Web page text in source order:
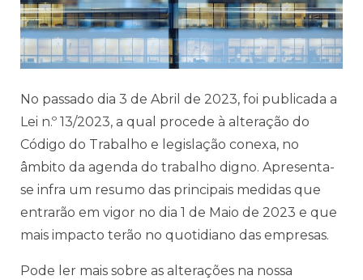
No passado dia 3 de Abril de 2023, foi publicada a
Lei n.º 13/2023, a qual procede à alteração do
Código do Trabalho e legislação conexa, no
âmbito da agenda do trabalho digno. Apresenta-
se infra um resumo das principais medidas que
entrarão em vigor no dia 1 de Maio de 2023 e que
mais impacto terão no quotidiano das empresas.
Pode ler mais sobre as alterações na nossa